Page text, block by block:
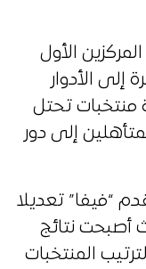
الأول
الـ12 مباشرة إلى الأدوار
منتخبات تحتل
إلى دور
“فيفا” تعديلا
أصبحت نتائج
المنتخبات